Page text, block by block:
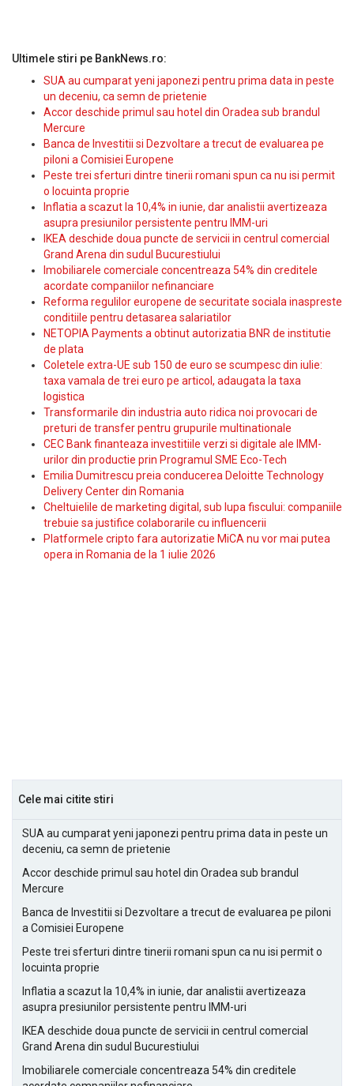
Ultimele stiri pe BankNews.ro:
SUA au cumparat yeni japonezi pentru prima data in peste
un deceniu, ca semn de prietenie
Accor deschide primul sau hotel din Oradea sub brandul
Mercure
Banca de Investitii si Dezvoltare a trecut de evaluarea pe
piloni a Comisiei Europene
Peste trei sferturi dintre tinerii romani spun ca nu isi permit
o locuinta proprie
Inflatia a scazut la 10,4% in iunie, dar analistii avertizeaza
asupra presiunilor persistente pentru IMM-uri
IKEA deschide doua puncte de servicii in centrul comercial
Grand Arena din sudul Bucurestiului
Imobiliarele comerciale concentreaza 54% din creditele
acordate companiilor nefinanciare
Reforma regulilor europene de securitate sociala inaspreste
conditiile pentru detasarea salariatilor
NETOPIA Payments a obtinut autorizatia BNR de institutie
de plata
Coletele extra-UE sub 150 de euro se scumpesc din iulie:
taxa vamala de trei euro pe articol, adaugata la taxa
logistica
Transformarile din industria auto ridica noi provocari de
preturi de transfer pentru grupurile multinationale
CEC Bank finanteaza investitiile verzi si digitale ale IMM-
urilor din productie prin Programul SME Eco-Tech
Emilia Dumitrescu preia conducerea Deloitte Technology
Delivery Center din Romania
Cheltuielile de marketing digital, sub lupa fiscului: companiile
trebuie sa justifice colaborarile cu influencerii
Platformele cripto fara autorizatie MiCA nu vor mai putea
opera in Romania de la 1 iulie 2026
Cele mai citite stiri
SUA au cumparat yeni japonezi pentru prima data in peste un
deceniu, ca semn de prietenie
Accor deschide primul sau hotel din Oradea sub brandul
Mercure
Banca de Investitii si Dezvoltare a trecut de evaluarea pe piloni
a Comisiei Europene
Peste trei sferturi dintre tinerii romani spun ca nu isi permit o
locuinta proprie
Inflatia a scazut la 10,4% in iunie, dar analistii avertizeaza
asupra presiunilor persistente pentru IMM-uri
IKEA deschide doua puncte de servicii in centrul comercial
Grand Arena din sudul Bucurestiului
Imobiliarele comerciale concentreaza 54% din creditele